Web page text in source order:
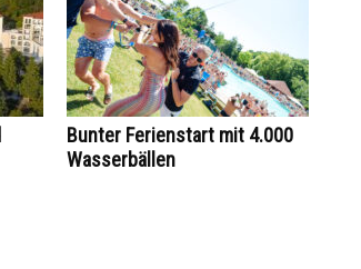
Bunter Ferienstart mit 4.000
Wasserbällen